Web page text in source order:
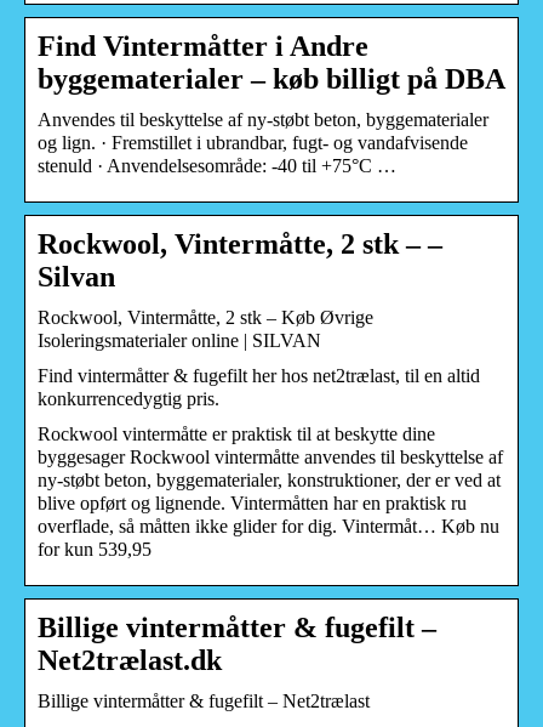
Find Vintermåtter i Andre
byggematerialer – køb billigt på DBA
Anvendes til beskyttelse af ny-støbt beton, byggematerialer
og lign. · Fremstillet i ubrandbar, fugt- og vandafvisende
stenuld · Anvendelsesområde: -40 til +75°C …
Rockwool, Vintermåtte, 2 stk – –
Silvan
Rockwool, Vintermåtte, 2 stk – Køb Øvrige
Isoleringsmaterialer online | SILVAN
Find vintermåtter & fugefilt her hos net2trælast, til en altid
konkurrencedygtig pris.
Rockwool vintermåtte er praktisk til at beskytte dine
byggesager Rockwool vintermåtte anvendes til beskyttelse af
ny-støbt beton, byggematerialer, konstruktioner, der er ved at
blive opført og lignende. Vintermåtten har en praktisk ru
overflade, så måtten ikke glider for dig. Vintermåt… Køb nu
for kun 539,95
Billige vintermåtter & fugefilt –
Net2trælast.dk
Billige vintermåtter & fugefilt – Net2trælast